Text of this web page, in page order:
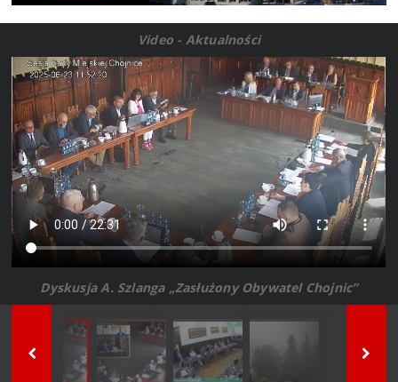
Video - Aktualności
Dyskusja A. Szlanga „Zasłużony Obywatel Chojnic”